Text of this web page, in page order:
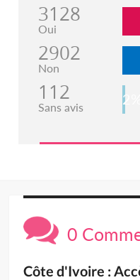
3128
Oui
2902
Non
112
Sans avis 2%
0
Côte d'Ivoire :